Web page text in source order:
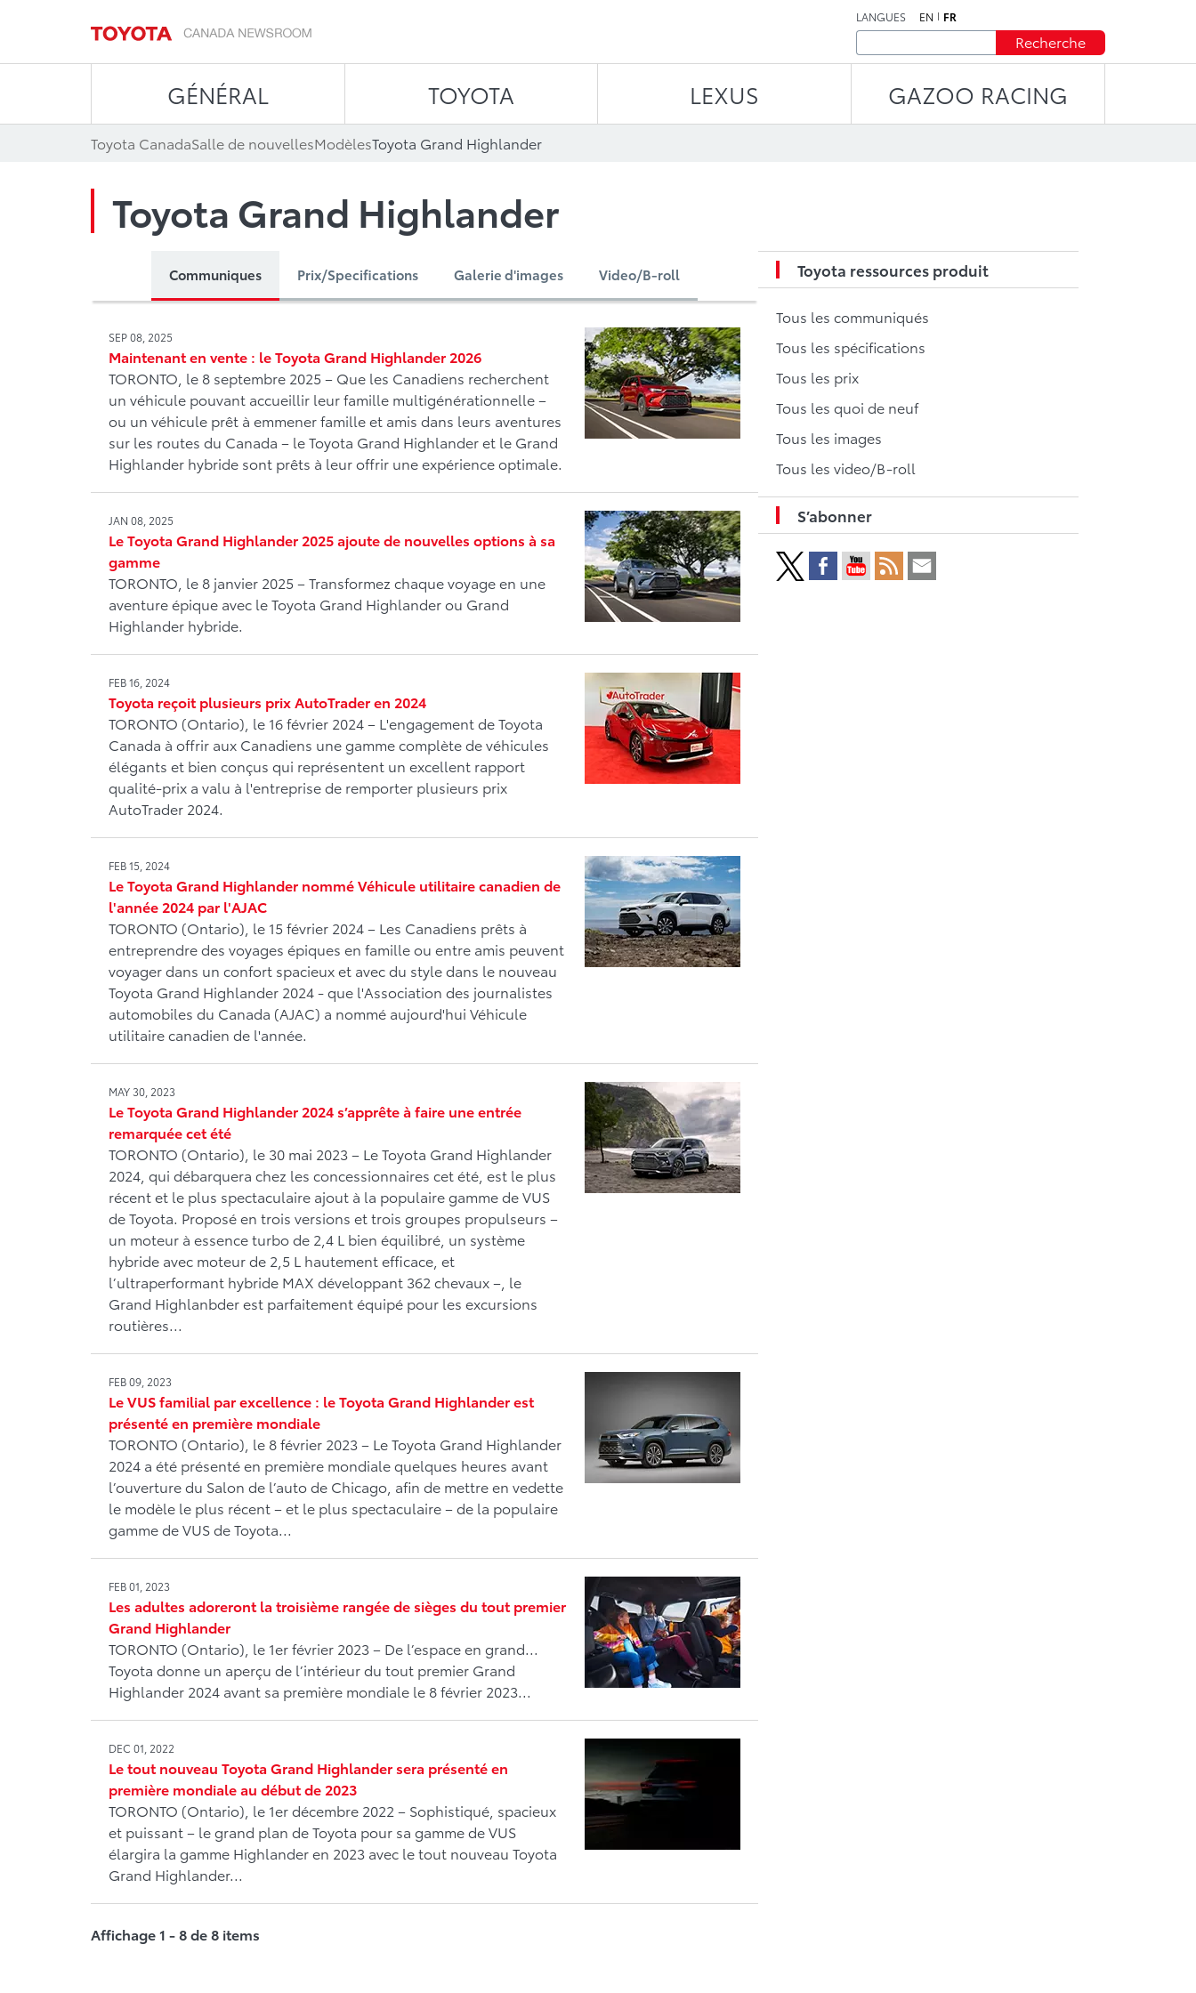
LANGUES EN FR
Recherche
GÉNÉRAL TOYOTA LEXUS GAZOO RACING
Toyota CanadaSalle de nouvellesModèlesToyota Grand Highlander
Toyota Grand Highlander
Communiques Prix/Specifications Galerie d'images Video/B-roll
SEP 08, 2025
Maintenant en vente : le Toyota Grand Highlander 2026
TORONTO, le 8 septembre 2025 – Que les Canadiens recherchent
un véhicule pouvant accueillir leur famille multigénérationnelle –
ou un véhicule prêt à emmener famille et amis dans leurs aventures
sur les routes du Canada – le Toyota Grand Highlander et le Grand
Highlander hybride sont prêts à leur offrir une expérience optimale.
JAN 08, 2025
Le Toyota Grand Highlander 2025 ajoute de nouvelles options à sa
gamme
TORONTO, le 8 janvier 2025 – Transformez chaque voyage en une
aventure épique avec le Toyota Grand Highlander ou Grand
Highlander hybride.
FEB 16, 2024
Toyota reçoit plusieurs prix AutoTrader en 2024
TORONTO (Ontario), le 16 février 2024 – L'engagement de Toyota
Canada à offrir aux Canadiens une gamme complète de véhicules
élégants et bien conçus qui représentent un excellent rapport
qualité-prix a valu à l'entreprise de remporter plusieurs prix
AutoTrader 2024.
FEB 15, 2024
Le Toyota Grand Highlander nommé Véhicule utilitaire canadien de
l'année 2024 par l'AJAC
TORONTO (Ontario), le 15 février 2024 – Les Canadiens prêts à
entreprendre des voyages épiques en famille ou entre amis peuvent
voyager dans un confort spacieux et avec du style dans le nouveau
Toyota Grand Highlander 2024 - que l'Association des journalistes
automobiles du Canada (AJAC) a nommé aujourd'hui Véhicule
utilitaire canadien de l'année.
MAY 30, 2023
Le Toyota Grand Highlander 2024 s’apprête à faire une entrée
remarquée cet été
TORONTO (Ontario), le 30 mai 2023 – Le Toyota Grand Highlander
2024, qui débarquera chez les concessionnaires cet été, est le plus
récent et le plus spectaculaire ajout à la populaire gamme de VUS
de Toyota. Proposé en trois versions et trois groupes propulseurs –
un moteur à essence turbo de 2,4 L bien équilibré, un système
hybride avec moteur de 2,5 L hautement efficace, et
l’ultraperformant hybride MAX développant 362 chevaux –, le
Grand Highlanbder est parfaitement équipé pour les excursions
routières...
FEB 09, 2023
Le VUS familial par excellence : le Toyota Grand Highlander est
présenté en première mondiale
TORONTO (Ontario), le 8 février 2023 – Le Toyota Grand Highlander
2024 a été présenté en première mondiale quelques heures avant
l’ouverture du Salon de l’auto de Chicago, afin de mettre en vedette
le modèle le plus récent – et le plus spectaculaire – de la populaire
gamme de VUS de Toyota...
FEB 01, 2023
Les adultes adoreront la troisième rangée de sièges du tout premier
Grand Highlander
TORONTO (Ontario), le 1er février 2023 – De l’espace en grand...
Toyota donne un aperçu de l’intérieur du tout premier Grand
Highlander 2024 avant sa première mondiale le 8 février 2023...
DEC 01, 2022
Le tout nouveau Toyota Grand Highlander sera présenté en
première mondiale au début de 2023
TORONTO (Ontario), le 1er décembre 2022 – Sophistiqué, spacieux
et puissant – le grand plan de Toyota pour sa gamme de VUS
élargira la gamme Highlander en 2023 avec le tout nouveau Toyota
Grand Highlander...
Affichage 1 - 8 de 8 items
Toyota ressources produit
Tous les communiqués
Tous les spécifications
Tous les prix
Tous les quoi de neuf
Tous les images
Tous les video/B-roll
S’abonner